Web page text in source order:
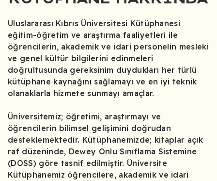
Uluslararası Kıbrıs Üniversitesi Kütüphanesi
eğitim-öğretim ve araştırma faaliyetleri ile
öğrencilerin, akademik ve idari personelin mesleki
ve genel kültür bilgilerini edinmeleri
doğrultusunda gereksinim duydukları her türlü
kütüphane kaynağını sağlamayı ve en iyi teknik
olanaklarla hizmete sunmayı amaçlar.
Üniversitemiz; öğretimi, araştırmayı ve
öğrencilerin bilimsel gelişimini doğrudan
desteklemektedir. Kütüphanemizde; kitaplar açık
raf düzeninde, Dewey Onlu Sınıflama Sistemine
(DOSS) göre tasnif edilmiştir. Üniversite
Kütüphanemiz öğrencilere, akademik ve idari